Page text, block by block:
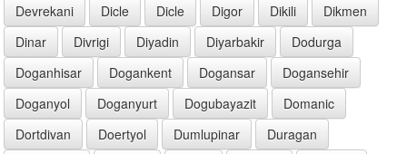
Devrekani Dicle Dicle Digor Dikili
Dikmen
Dinar
Divrigi Diyadin Diyarbakir
Dodurga
Doganhisar
Dogankent Dogansar
Dogansehir
Doganyol
Doganyurt Dogubayazit
Domanic
Dortdivan
Doertyol Dumlupinar
Duragan